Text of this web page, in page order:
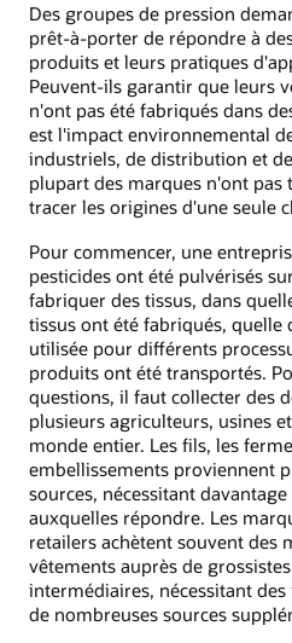
Des groupes de pression
prêt-à-porter de répondre à
produits et leurs pratiques
Peuvent-ils garantir que leurs
n'ont pas été fabriqués dans
est l'impact environnemental
industriels, de distribution et
plupart des marques n'ont pas
tracer les origines d'une seule
Pour commencer, une
pesticides ont été pulvérisés
fabriquer des tissus, dans
tissus ont été fabriqués, quelle
utilisée pour différents
produits ont été transportés.
questions, il faut collecter des
plusieurs agriculteurs, usines
monde entier. Les fils, les
embellissements proviennent
sources, nécessitant
auxquelles répondre. Les
retailers achètent souvent des
vêtements auprès de
intermédiaires, nécessitant
de nombreuses sources